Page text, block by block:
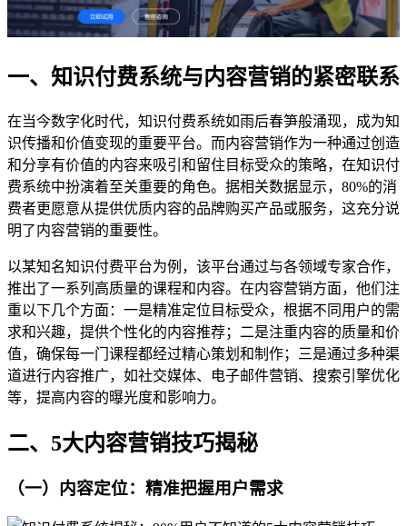
一、知识付费系统与内容营销的紧密联系
在当今数字化时代，知识付费系统如雨后春笋般涌现，成为知
识传播和价值变现的重要平台。而内容营销作为一种通过创造
和分享有价值的内容来吸引和留住目标受众的策略，在知识付
费系统中扮演着至关重要的角色。据相关数据显示，80%的消
费者更愿意从提供优质内容的品牌购买产品或服务，这充分说
明了内容营销的重要性。
以某知名知识付费平台为例，该平台通过与各领域专家合作，
推出了一系列高质量的课程和内容。在内容营销方面，他们注
重以下几个方面：一是精准定位目标受众，根据不同用户的需
求和兴趣，提供个性化的内容推荐；二是注重内容的质量和价
值，确保每一门课程都经过精心策划和制作；三是通过多种渠
道进行内容推广，如社交媒体、电子邮件营销、搜索引擎优化
等，提高内容的曝光度和影响力。
二、5大内容营销技巧揭秘
（一）内容定位：精准把握用户需求